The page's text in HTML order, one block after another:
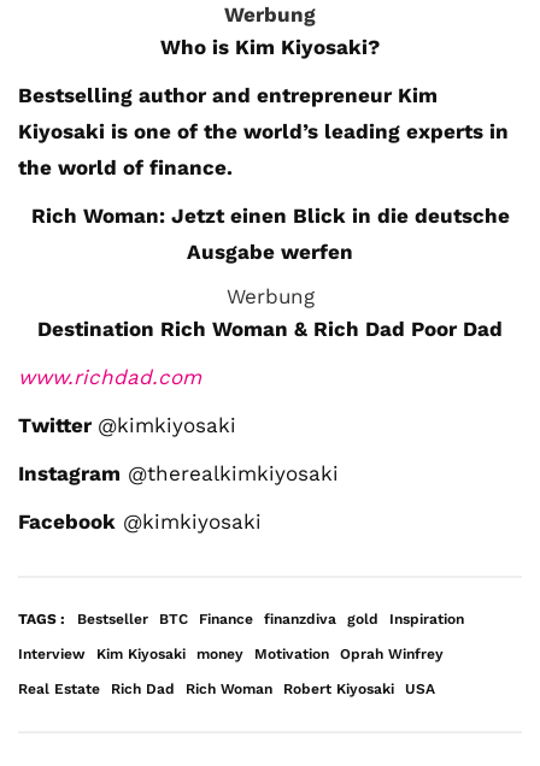
Werbung
Who is Kim Kiyosaki?
Bestselling author and entrepreneur Kim
Kiyosaki is one of the world’s leading experts in
the world of finance.
Rich Woman: Jetzt einen Blick in die deutsche
Ausgabe werfen
Werbung
Destination Rich Woman & Rich Dad Poor Dad
w w w . r i c h d a d . c o m
Twitter @kimkiyosaki
Instagram @therealkimkiyosaki
Facebook @kimkiyosaki
TAGS : Bestseller BTC Finance finanzdiva gold Inspiration
Interview Kim Kiyosaki money Motivation Oprah Winfrey
Real Estate Rich Dad Rich Woman Robert Kiyosaki USA